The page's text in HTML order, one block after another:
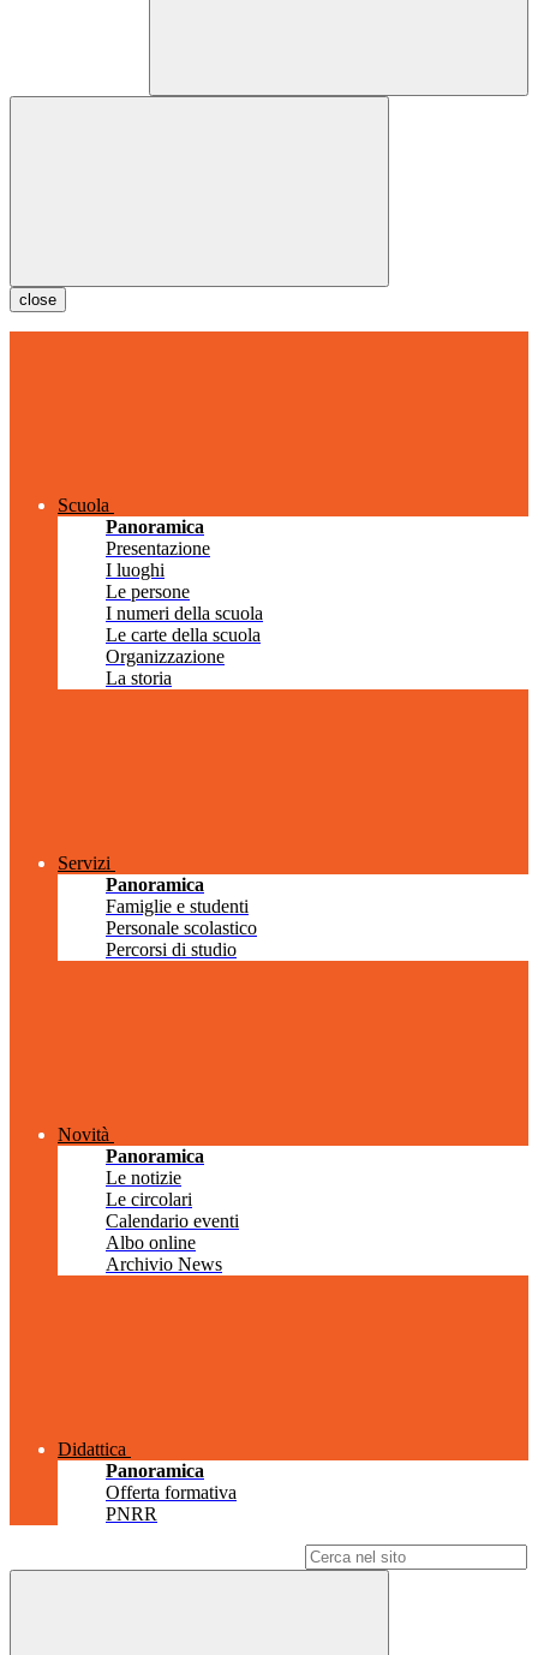
close
Scuola
Panoramica
Presentazione
I luoghi
Le persone
I numeri della scuola
Le carte della scuola
Organizzazione
La storia
Servizi
Panoramica
Famiglie e studenti
Personale scolastico
Percorsi di studio
Novità
Panoramica
Le notizie
Le circolari
Calendario eventi
Albo online
Archivio News
Didattica
Panoramica
Offerta formativa
PNRR